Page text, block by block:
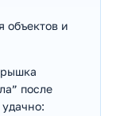
объектов и
после